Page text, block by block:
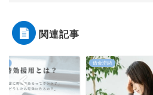
関連記事
借金滞納